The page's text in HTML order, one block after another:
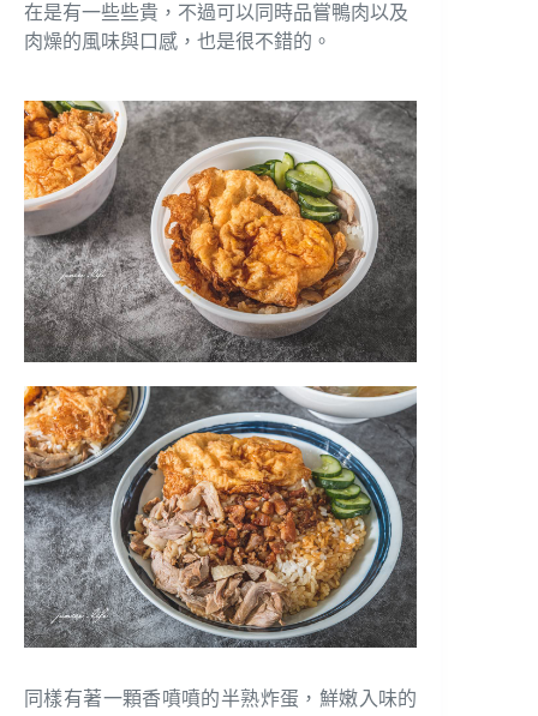
在是有一些些貴，不過可以同時品嘗鴨肉以及
肉燥的風味與口感，也是很不錯的。
同樣有著一顆香噴噴的半熟炸蛋，鮮嫩入味的